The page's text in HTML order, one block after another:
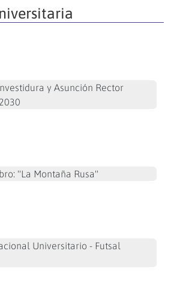
y Asunción Rector
"La Montaña Rusa"
Universitario - Futsal